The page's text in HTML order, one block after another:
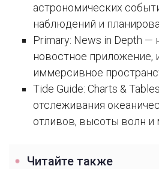
астрономических
наблюдений и
Primary: News in Depth —
новостное приложение,
иммерсивное
Tide Guide: Charts &
отслеживания
отливов, высоты волн и
Читайте также